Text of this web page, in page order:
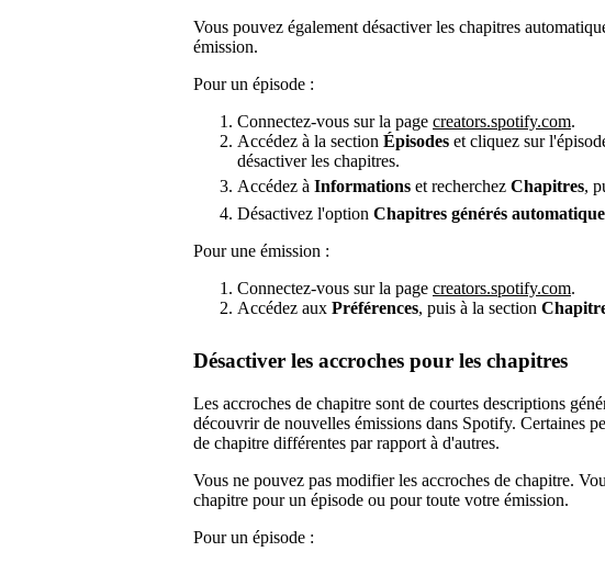
Vous pouvez également désactiver les chapitres
émission.
Pour un épisode :
Connectez-vous sur la page creators.spotify.com.
Accédez à la section Épisodes et cliquez sur
désactiver les chapitres.
Accédez à Informations et recherchez Chapitres,
Désactivez l'option Chapitres générés
Pour une émission :
Connectez-vous sur la page creators.spotify.com.
Accédez aux Préférences, puis à la section
Désactiver les accroches pour les chapitres
Les accroches de chapitre sont de courtes descriptions
découvrir de nouvelles émissions dans Spotify. Certaines
de chapitre différentes par rapport à d'autres.
Vous ne pouvez pas modifier les accroches de chapitre.
chapitre pour un épisode ou pour toute votre émission.
Pour un épisode :